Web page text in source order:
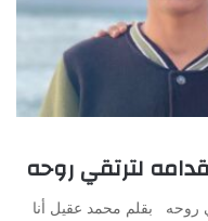
لترتقي روحه
روحه بقلم محمد عقيل أنا